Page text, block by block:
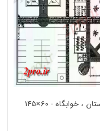
دانلود نقشه دانشگاه ، آموزشکده ، مدرسه ، هنرستان ، خوابگاه - 60×145